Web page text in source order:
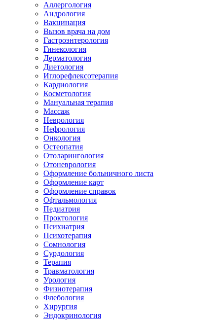
Аллергология
Андрология
Вакцинация
Вызов врача на дом
Гастроэнтерология
Гинекология
Дерматология
Диетология
Иглорефлексотерапия
Кардиология
Косметология
Мануальная терапия
Массаж
Неврология
Нефрология
Онкология
Остеопатия
Отоларингология
Отоневрология
Оформление больничного листа
Оформление карт
Оформление справок
Офтальмология
Педиатрия
Проктология
Психиатрия
Психотерапия
Сомнология
Сурдология
Терапия
Травматология
Урология
Физиотерапия
Флебология
Хирургия
Эндокринология